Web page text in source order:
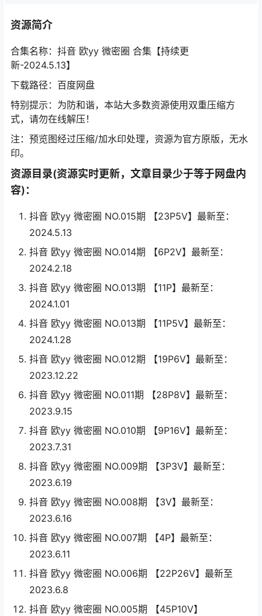
资源简介
合集名称：抖音 欧yy 微密圈 合集【持续更
新-2024.5.13】
下载路径：百度网盘
特别提示：为防和谐，本站大多数资源使用双重压缩方
式，请勿在线解压！
注：预览图经过压缩/加水印处理，资源为官方原版，无水
印。
资源目录(资源实时更新，文章目录少于等于网盘内
容)：
抖音 欧yy 微密圈 NO.015期 【23P5V】最新至：
2024.5.13
抖音 欧yy 微密圈 NO.014期 【6P2V】最新至：
2024.2.18
抖音 欧yy 微密圈 NO.013期 【11P】最新至：
2024.1.01
抖音 欧yy 微密圈 NO.013期 【11P5V】最新至：
2024.1.28
抖音 欧yy 微密圈 NO.012期 【19P6V】最新至：
2023.12.22
抖音 欧yy 微密圈 NO.011期 【28P8V】最新至：
2023.9.15
抖音 欧yy 微密圈 NO.010期 【9P16V】最新至：
2023.7.31
抖音 欧yy 微密圈 NO.009期 【3P3V】最新至：
2023.6.19
抖音 欧yy 微密圈 NO.008期 【3V】最新至：
2023.6.16
抖音 欧yy 微密圈 NO.007期 【4P】最新至：
2023.6.11
抖音 欧yy 微密圈 NO.006期 【22P26V】最新至
2023.6.8
抖音 欧yy 微密圈 NO.005期 【45P10V】